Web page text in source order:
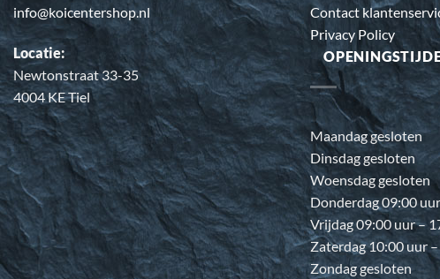
info@koicentershop.nl
Locatie:
Newtonstraat 33-35
4004 KE Tiel
Contact
Privacy Policy
Maandag gesloten
Dinsdag gesloten
Woensdag gesloten
Donderdag 09:00
Vrijdag 09:00 uur –
Zaterdag 10:00 uur
Zondag gesloten